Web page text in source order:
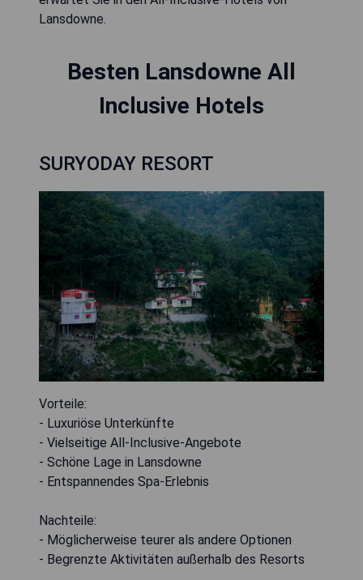
Besten Lansdowne All
Inclusive Hotels
SURYODAY RESORT
Vorteile:
- Luxuriöse Unterkünfte
- Vielseitige All-Inclusive-Angebote
- Schöne Lage in Lansdowne
- Entspannendes Spa-Erlebnis
Nachteile:
- Möglicherweise teurer als andere Optionen
- Begrenzte Aktivitäten außerhalb des Resorts